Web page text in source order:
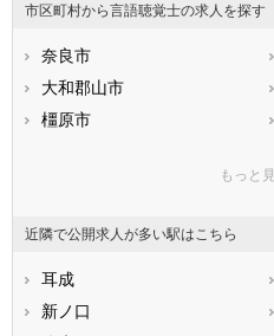
石川県
福井県
静岡県
滋賀県
兵庫県
山口県
福岡県
佐賀県
熊本県
鹿児島県
市区町村から言語聴覚士の求人を探す
奈良市
大和郡山市
橿原市
山辺郡山添村
生駒郡三郷町
生駒郡安堵町
もっと
近隣で公開求人が多い駅はこちら
耳成
新ノ口